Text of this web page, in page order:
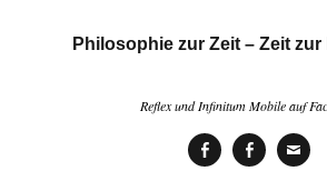
Philosophie zur Zeit – Zeit
Reflex und Infinitum Mobile auf